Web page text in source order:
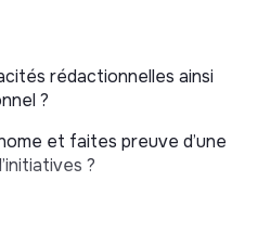
suivi et leur animation,
besoins des associations.
de la communauté
temps de
missions sur le site, faire le
communiquer auprès de la
rédactionnelles ainsi
?
et faites preuve d’une
?